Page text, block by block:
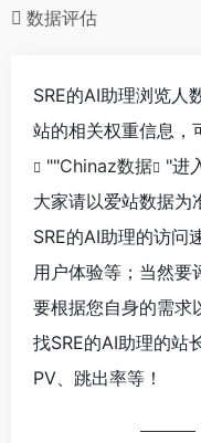
数据评估
SRE的AI助理浏览人
站的相关权重信息，
""Chinaz数据
"进
大家请以爱站数据为
SRE的AI助理的访问
用户体验等；当然要
要根据您自身的需求
找SRE的AI助理的站
PV、跳出率等！